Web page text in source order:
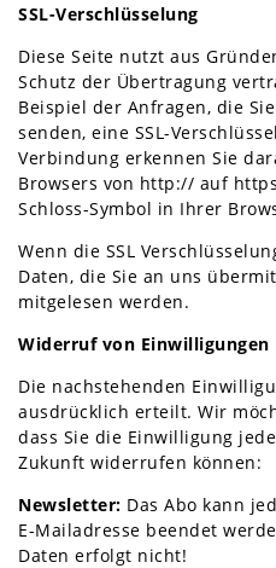
SSL-Verschlüsselung
Diese Seite nutzt aus
Schutz der Übertragung
Beispiel der Anfragen, die
senden, eine SSL-
Verbindung erkennen Sie
Browsers von http:// auf
Schloss-Symbol in Ihrer
Wenn die SSL
Daten, die Sie an uns
mitgelesen werden.
Widerruf von Einwilligungen
Die nachstehenden
ausdrücklich erteilt. Wir
dass Sie die Einwilligung
Zukunft widerrufen können:
Newsletter: Das Abo kann
E-Mailadresse beendet
Daten erfolgt nicht!